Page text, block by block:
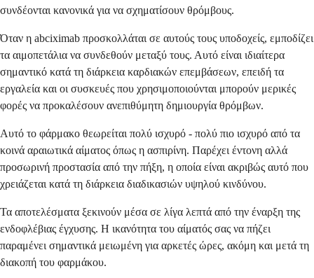
συνδέονται κανονικά για να σχηματίσουν θρόμβους.
Όταν η abciximab προσκολλάται σε αυτούς τους υποδοχείς, εμποδίζει
τα αιμοπετάλια να συνδεθούν μεταξύ τους. Αυτό είναι ιδιαίτερα
σημαντικό κατά τη διάρκεια καρδιακών επεμβάσεων, επειδή τα
εργαλεία και οι συσκευές που χρησιμοποιούνται μπορούν μερικές
φορές να προκαλέσουν ανεπιθύμητη δημιουργία θρόμβων.
Αυτό το φάρμακο θεωρείται πολύ ισχυρό - πολύ πιο ισχυρό από τα
κοινά αραιωτικά αίματος όπως η ασπιρίνη. Παρέχει έντονη αλλά
προσωρινή προστασία από την πήξη, η οποία είναι ακριβώς αυτό που
χρειάζεται κατά τη διάρκεια διαδικασιών υψηλού κινδύνου.
Τα αποτελέσματα ξεκινούν μέσα σε λίγα λεπτά από την έναρξη της
ενδοφλέβιας έγχυσης. Η ικανότητα του αίματός σας να πήζει
παραμένει σημαντικά μειωμένη για αρκετές ώρες, ακόμη και μετά τη
διακοπή του φαρμάκου.